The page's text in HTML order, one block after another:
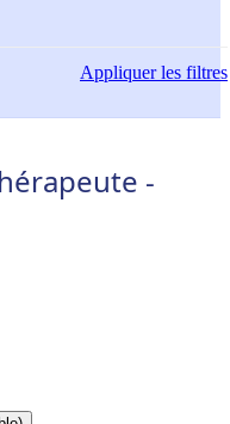
Appliquerles filtres
-